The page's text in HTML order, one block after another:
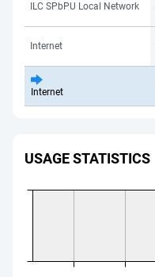
ILC SPbPU Local Network
Internet
Internet
USAGE STATISTICS